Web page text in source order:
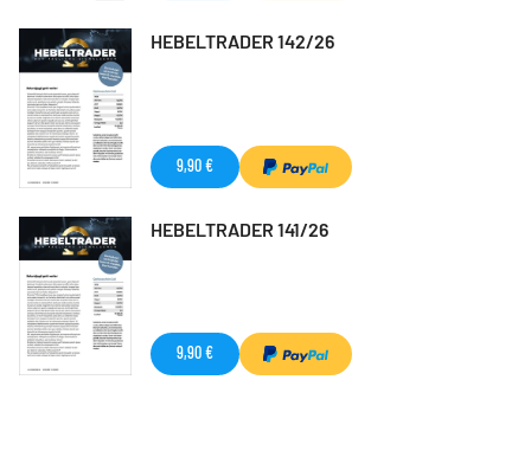
HEBELTRADER 142/26
9,90 €
HEBELTRADER 141/26
9,90 €